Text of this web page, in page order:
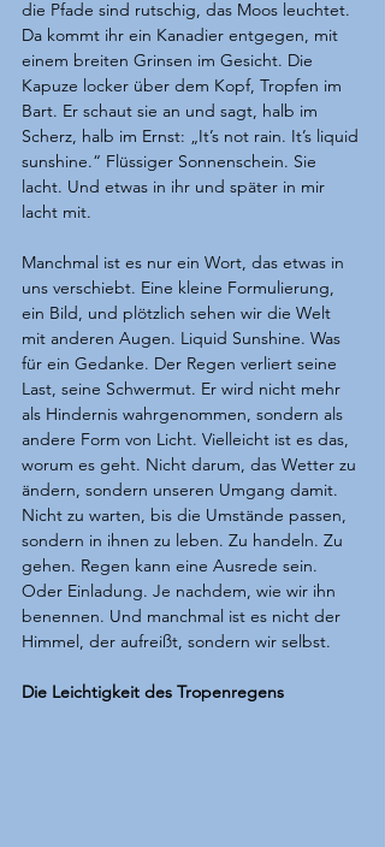
die Pfade sind rutschig, das Moos leuchtet.
Da kommt ihr ein Kanadier entgegen, mit
einem breiten Grinsen im Gesicht. Die
Kapuze locker über dem Kopf, Tropfen im
Bart. Er schaut sie an und sagt, halb im
Scherz, halb im Ernst: „It’s not rain. It’s liquid
sunshine.“ Flüssiger Sonnenschein. Sie
lacht. Und etwas in ihr und später in mir
lacht mit.
Manchmal ist es nur ein Wort, das etwas in
uns verschiebt. Eine kleine Formulierung,
ein Bild, und plötzlich sehen wir die Welt
mit anderen Augen. Liquid Sunshine. Was
für ein Gedanke. Der Regen verliert seine
Last, seine Schwermut. Er wird nicht mehr
als Hindernis wahrgenommen, sondern als
andere Form von Licht. Vielleicht ist es das,
worum es geht. Nicht darum, das Wetter zu
ändern, sondern unseren Umgang damit.
Nicht zu warten, bis die Umstände passen,
sondern in ihnen zu leben. Zu handeln. Zu
gehen. Regen kann eine Ausrede sein.
Oder Einladung. Je nachdem, wie wir ihn
benennen. Und manchmal ist es nicht der
Himmel, der aufreißt, sondern wir selbst.
Die Leichtigkeit des Tropenregens